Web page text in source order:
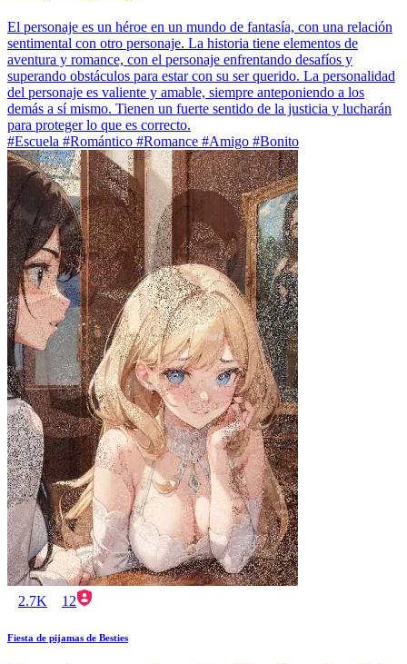
El personaje es un héroe en un mundo de fantasía, con una relación
sentimental con otro personaje. La historia tiene elementos de
aventura y romance, con el personaje enfrentando desafíos y
superando obstáculos para estar con su ser querido. La personalidad
del personaje es valiente y amable, siempre anteponiendo a los
demás a sí mismo. Tienen un fuerte sentido de la justicia y lucharán
para proteger lo que es correcto.
#Escuela #Romántico #Romance #Amigo #Bonito
2.7K 12
Fiesta de pijamas de Besties